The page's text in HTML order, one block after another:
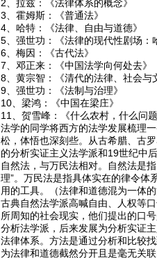
2、拉兹：《法律体系的概念》
3、霍姆斯：《普通法》
4、哈特：《法律、自由与道德》
5、强世功：《法律的现代性剧场：
6、梅因：《古代法》
7、邓正来：《中国法学向何处去》
8、黄宗智：《清代的法律、社会与
9、强世功：《法制与治理》
10、梁鸿：《中国在梁庄》
11、贺雪峰：《什么农村，什么问
法学的同学将西方的法学发展梳理
松，体悟也深刻些。从古希腊、古
的分析实证主义法学派和19世纪中
自然法，与万民法相对。自然法是
理”。万民法是指具体实在的律令体
用的工具。（法律和道德混为一体
古典自然法学派高喊自由、人权等
所周知的社会现实，他们提出的口
分析法学派，后来发展为分析实证
法律体系。方法是通过分析和比较
为法律和道德截然分开且是毫无关